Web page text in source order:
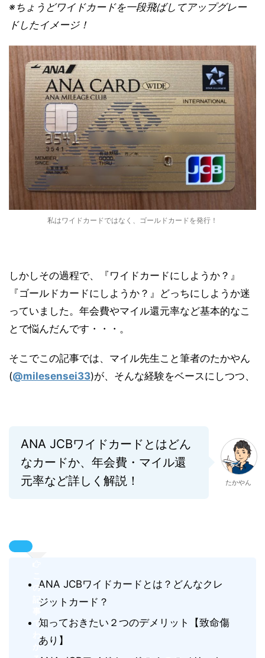
※ちょうどワイドカードを一段飛ばしてアップグレー
ドしたイメージ！
私はワイドカードではなく、ゴールドカードを発行！
しかしその過程で、
『ワイドカードにしようか？』
『ゴールドカードにしようか？』どっちにしようか迷
っていました。年会費やマイル還元率など基本的なこ
とで悩んだんです・・・。
そこでこの記事では、マイル先生こと筆者のたかやん
(@milesensei33)が、そんな経験をベースにしつつ、
ANA JCBワイドカードとはどん
なカードか、年会費・マイル還
元率など詳しく解説！
たかやん
の
記
で
か
ANA JCBワイドカードとは？どんなクレ
ジットカード？
知っておきたい２つのデメリット【致命傷
あり】